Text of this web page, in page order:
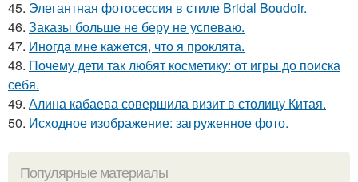
45. Элегантная фотосессия в стиле Bridal Boudoir.
46. Заказы больше не беру не успеваю.
47. Иногда мне кажется, что я проклята.
48. Почему дети так любят косметику: от игры до поиска
себя.
49. Алина кабаева совершила визит в столицу Китая.
50. Исходное изображение: загруженное фото.
Популярные материалы